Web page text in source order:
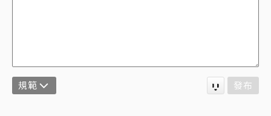
規範 發布